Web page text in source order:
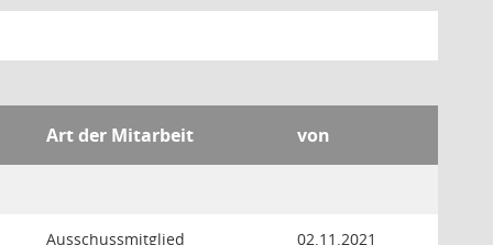
Art der Mitarbeit von
Ausschussmitglied 02.11.2021